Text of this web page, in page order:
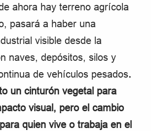
ahora hay terreno agrícola
pasará a haber una
visible desde la
naves, depósitos, silos y
de vehículos pesados.
un cinturón vegetal para
visual, pero el cambio
quien vive o trabaja en el